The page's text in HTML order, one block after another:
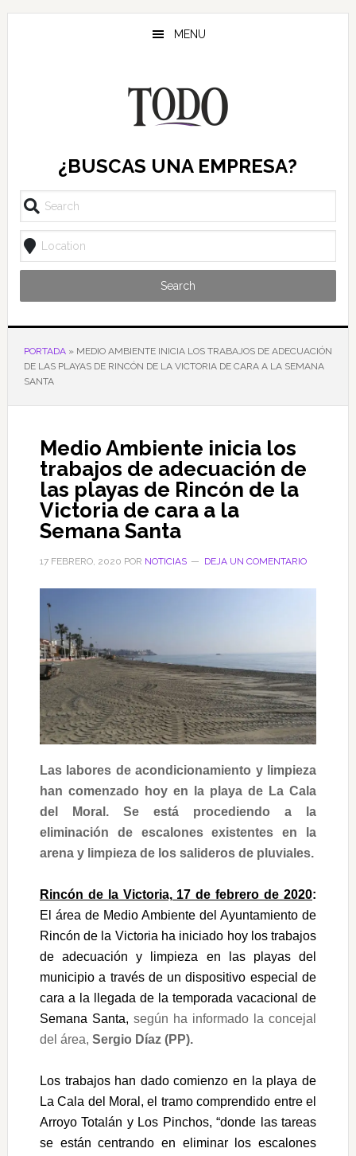
Saltar
Saltar
Saltar
MENU
¿BUSCAS UNA EMPRESA?
Search
PORTADA» MEDIO AMBIENTE INICIA LOS TRABAJOS DE ADECUACIÓN
DE LAS PLAYAS DE RINCÓN DE LA VICTORIA DE CARA A LA SEMANA
SANTA
Medio Ambiente inicia los
trabajos de adecuación de
las playas de Rincón de la
Victoria de cara a la
Semana Santa
17 FEBRERO, 2020 POR NOTICIAS DEJA UN COMENTARIO
Las labores de acondicionamiento y limpieza
han comenzado hoy en la playa de La Cala
del Moral. Se está procediendo a la
eliminación de escalones existentes en la
arena y limpieza de los salideros de pluviales.
Rincón de la Victoria, 17 de febrero de 2020:
El área de Medio Ambiente del Ayuntamiento de
Rincón de la Victoria ha iniciado hoy los trabajos
de adecuación y limpieza en las playas del
municipio a través de un dispositivo especial de
cara a la llegada de la temporada vacacional de
Semana Santa, según ha informado la concejal
del área, Sergio Díaz(PP).
Los trabajos han dado comienzo en la playa de
La Cala del Moral, el tramo comprendido entre el
Arroyo Totalán y Los Pinchos, “donde las tareas
se están centrando en eliminar los escalones